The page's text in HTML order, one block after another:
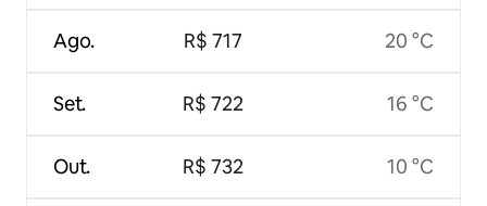
Ago.
Set.
Out.
R$ 717
R$ 722
R$ 732
20 °C
16 °C
10 °C